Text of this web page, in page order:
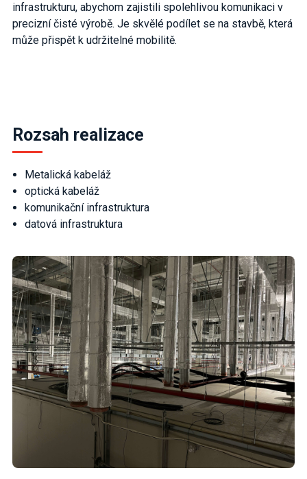
infrastrukturu, abychom zajistili spolehlivou komunikaci v
precizní čisté výrobě. Je skvělé podílet se na stavbě, která
může přispět k udržitelné mobilitě.
Rozsah realizace
Metalická kabeláž
optická kabeláž
komunikační infrastruktura
datová infrastruktura